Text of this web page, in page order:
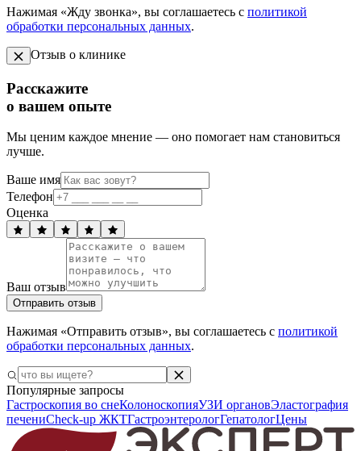
Нажимая «Жду звонка», вы соглашаетесь с политикой
обработки персональных данных.
Отзыв о клинике
Расскажите
о вашем опыте
Мы ценим каждое мнение — оно помогает нам становиться
лучше.
Ваше имя
Телефон
Оценка
Ваш отзыв
Отправить отзыв
Нажимая «Отправить отзыв», вы соглашаетесь с политикой
обработки персональных данных.
Популярные запросы
Гастроскопия во снеКолоноскопияУЗИ органовЭластография
печениCheck-up ЖКТГастроэнтерологГепатологЦены